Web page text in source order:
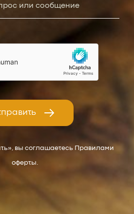
вы соглашаетесь Правилами
оферты.